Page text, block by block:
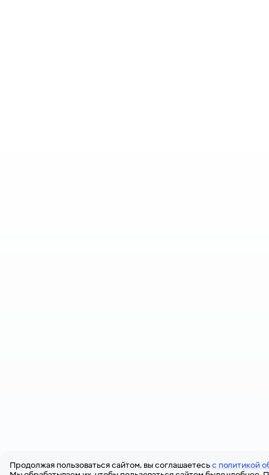
Продолжая пользоваться сайтом, вы соглашаетесьс политикой